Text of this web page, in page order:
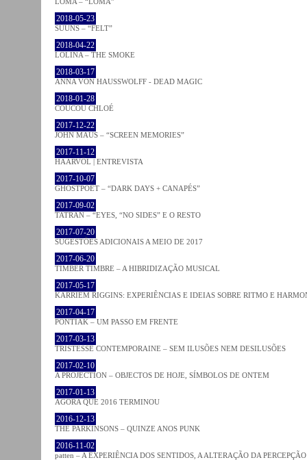
2018-05-23
SUUNS – “FELT”
2018-04-22
LOLINA – THE SMOKE
2018-03-17
ANNA VON HAUSSWOLFF - DEAD MAGIC
2018-01-28
COUCOU CHLOÉ
2017-12-22
JOHN MAUS – “SCREEN MEMORIES”
2017-11-12
HAARVÖL | ENTREVISTA
2017-10-07
GHOSTPOET – “DARK DAYS + CANAPÉS”
2017-09-02
TATRAN – “EYES, “NO SIDES” E O RESTO
2017-07-20
SUGESTÕES ADICIONAIS A MEIO DE 2017
2017-06-20
TIMBER TIMBRE – A HIBRIDIZAÇÃO MUSICAL
2017-05-17
KARRIEM RIGGINS: EXPERIÊNCIAS E IDEIAS SOBRE RITMO E
2017-04-17
PONTIAK – UM PASSO EM FRENTE
2017-03-13
TRISTESSE CONTEMPORAINE – SEM ILUSÕES NEM DESILUSÕES
2017-02-10
A PROJECTION – OBJECTOS DE HOJE, SÍMBOLOS DE ONTEM
2017-01-13
AGORA QUE 2016 TERMINOU
2016-12-13
THE PARKINSONS – QUINZE ANOS PUNK
2016-11-02
patten – A EXPERIÊNCIA DOS SENTIDOS, A ALTERAÇÃO DA PERCEPÇÃO